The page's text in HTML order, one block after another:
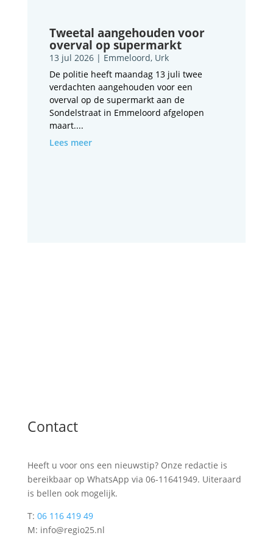
Tweetal aangehouden voor
overval op supermarkt
13 jul 2026| Emmeloord, Urk
De politie heeft maandag 13 juli twee
verdachten aangehouden voor een
overval op de supermarkt aan de
Sondelstraat in Emmeloord afgelopen
maart....
Lees meer
Contact
Heeft u voor ons een nieuwstip? Onze redactie is
bereikbaar op WhatsApp via 06-11641949. Uiteraard
is bellen ook mogelijk.
T: 06 116 419 49
M: info@regio25.nl